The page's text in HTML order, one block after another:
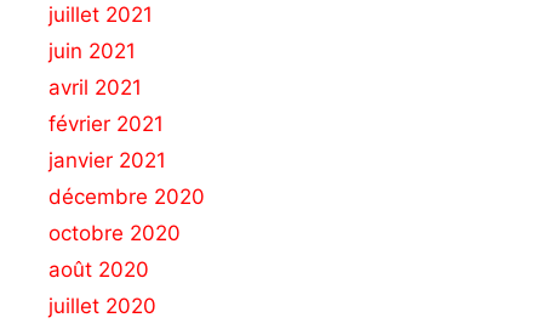
juillet 2021
juin 2021
avril 2021
février 2021
janvier 2021
décembre 2020
octobre 2020
août 2020
juillet 2020